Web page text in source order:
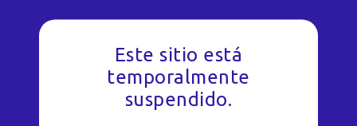
Este sitio está
temporalmente
suspendido.